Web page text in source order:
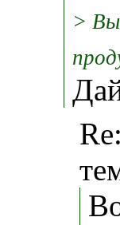
>